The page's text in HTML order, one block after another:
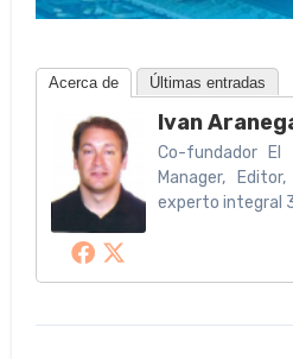
Acerca de Últimas entradas
Ivan
Co-fundador El
Manager,
experto integral